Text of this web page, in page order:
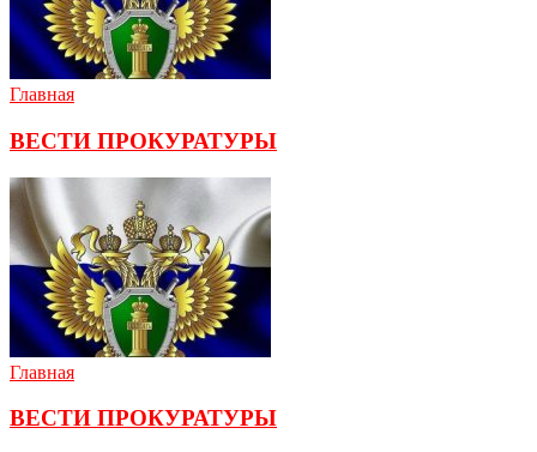
Главная
ВЕСТИ ПРОКУРАТУРЫ
Главная
ВЕСТИ ПРОКУРАТУРЫ